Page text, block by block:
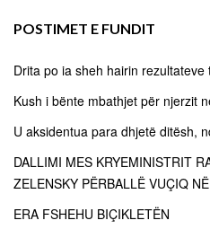
POSTIMET E FUNDIT
Drita po ia sheh hairin
Kush i bënte mbathjet për njerzit
U aksidentua para dhjetë ditësh,
DALLIMI MES KRYEMINISTRIT
ZELENSKY PËRBALLË VUÇIQ
ERA FSHEHU BIÇIKLETËN